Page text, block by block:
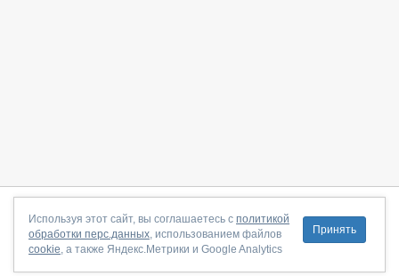
О сайте|С чего начать|Контакты|Партнёрская программа
Договор-оферта|Политика конфиденциальности
Правила пользования
Принять
Используя этот сайт, вы соглашаетесь с политикой
обработки перс.данных, использованием файлов
cookie, а также Яндекс.Метрики и Google Analytics